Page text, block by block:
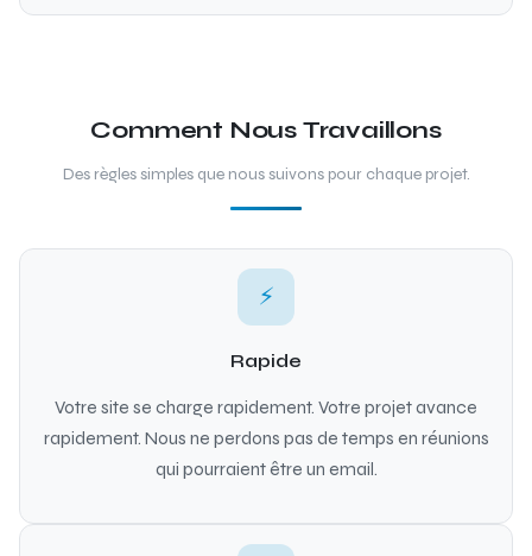
Comment Nous Travaillons
Des règles simples que nous suivons pour chaque projet.
⚡
Rapide
Votre site se charge rapidement. Votre projet avance
rapidement. Nous ne perdons pas de temps en réunions
qui pourraient être un email.